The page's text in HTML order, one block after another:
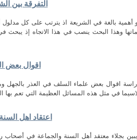
التفرقة بين
بالغة في الشريعة اذ يترتب على كل مدلول
وهذا البحث ينصب في هذا الاتجاه إذ يبحث
اقوال بعض
اقوال بعض علماء السلف في العذر بالجهل
اعتقاد اهل
بجلاء معتقد أهل السنة والجماعة في